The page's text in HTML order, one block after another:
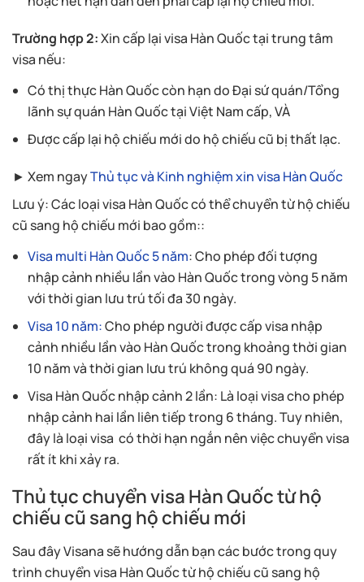
Trường hợp 2:Xin cấp lại visa Hàn Quốc tại trung tâm
visa nếu:
Có thị thực Hàn Quốc còn hạn do Đại sứ quán/Tổng
lãnh sự quán Hàn Quốc tại Việt Nam cấp, VÀ
Được cấp lại hộ chiếu mới do hộ chiếu cũ bị thất lạc.
► Xem ngayThủ tục và Kinh nghiệm xin visa Hàn Quốc
Lưu ý: Các loại visa Hàn Quốc có thể chuyển từ hộ chiếu
cũ sang hộ chiếu mới bao gồm::
Visa multi Hàn Quốc 5 năm: Cho phép đối tượng
nhập cảnh nhiều lần vào Hàn Quốc trong vòng 5 năm
với thời gian lưu trú tối đa 30 ngày.
Visa 10 năm:Cho phép người được cấp visa nhập
cảnh nhiều lần vào Hàn Quốc trong khoảng thời gian
10 năm và thời gian lưu trú không quá 90 ngày.
Visa Hàn Quốc nhập cảnh 2 lần: Là loại visa cho phép
nhập cảnh hai lần liên tiếp trong 6 tháng. Tuy nhiên,
đây là loại visa có thời hạn ngắn nên việc chuyển visa
rất ít khi xảy ra.
Thủ tục chuyển visa Hàn Quốc từ hộ
chiếu cũ sang hộ chiếu mới
Sau đây Visana sẽ hướng dẫn bạn các bước trong quy
trình chuyển visa Hàn Quốc từ hộ chiếu cũ sang hộ